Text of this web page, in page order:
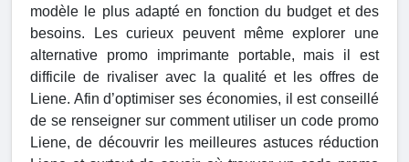
modèle le plus adapté en fonction du budget et des
besoins. Les curieux peuvent même explorer une
alternative promo imprimante portable, mais il est
difficile de rivaliser avec la qualité et les offres de
Liene. Afin d’optimiser ses économies, il est conseillé
de se renseigner sur comment utiliser un code promo
Liene, de découvrir les meilleures astuces réduction